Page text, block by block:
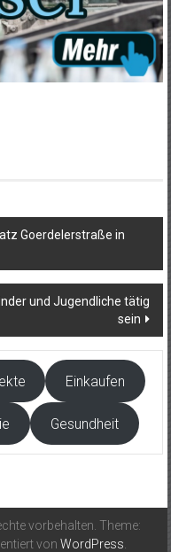
Goerdelerstraße in
und Jugendliche tätig
sein
Einkaufen
Gesundheit
vorbehalten. Theme:
von WordPress.